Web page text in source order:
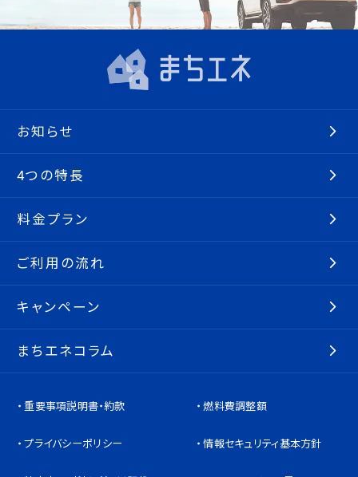
お知らせ
4つの特長
料金プラン
ご利用の流れ
キャンペーン
まちエネコラム
重要事項説明書・約款 燃料費調整額
プライバシーポリシー 情報セキュリティ基本方針